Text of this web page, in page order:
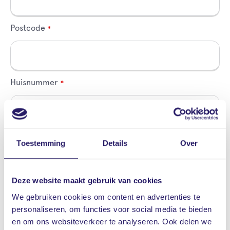
Toestemming Details Over
Deze website maakt gebruik van cookies
We gebruiken cookies om content en advertenties te
personaliseren, om functies voor social media te bieden
en om ons websiteverkeer te analyseren. Ook delen we
blank
Postcode
Huisnummer